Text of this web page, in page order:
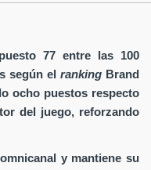
77 entre las 100
según el ranking Brand
ocho puestos respecto
del juego, reforzando
y mantiene su